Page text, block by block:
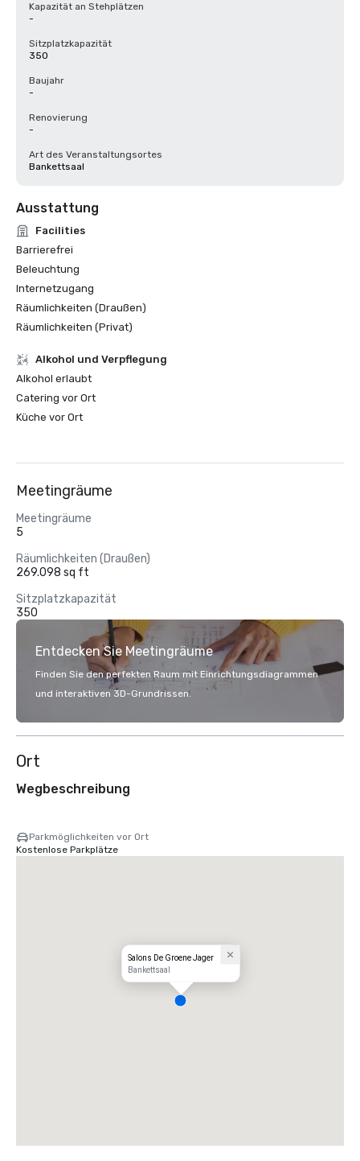
Kapazität an Stehplätzen
-
Sitzplatzkapazität
350
Baujahr
-
Renovierung
-
Art des Veranstaltungsortes
Bankettsaal
Ausstattung
Facilities
Barrierefrei
Beleuchtung
Internetzugang
Räumlichkeiten (Draußen)
Räumlichkeiten (Privat)
‪Alkohol‬ und Verpflegung
‪Alkohol‬ erlaubt
Catering vor Ort
Küche vor Ort
Meetingräume
Meetingräume
5
Räumlichkeiten (Draußen)
269.098 sq ft
Sitzplatzkapazität
350
Entdecken Sie Meetingräume
Finden Sie den perfekten Raum mit Einrichtungsdiagrammen
und interaktiven 3D-Grundrissen.
Ort
Wegbeschreibung
Parkmöglichkeiten vor Ort
Kostenlose Parkplätze
Salons De Groene Jager
Bankettsaal